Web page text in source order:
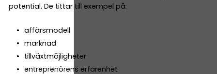
potential. De tittar till exempel på:
affärsmodell
marknad
tillväxtmöjligheter
entreprenörens erfarenhet